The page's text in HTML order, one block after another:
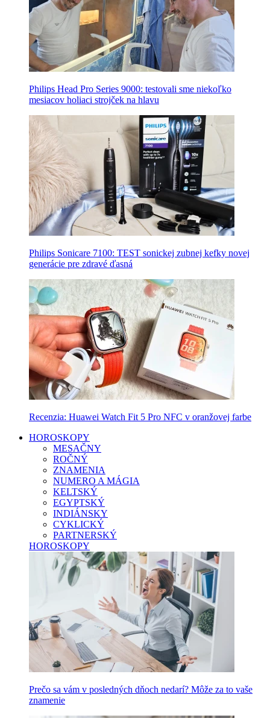
Philips Head Pro Series 9000: testovali sme niekoľko
mesiacov holiaci strojček na hlavu
Philips Sonicare 7100: TEST sonickej zubnej kefky novej
generácie pre zdravé ďasná
Recenzia: Huawei Watch Fit 5 Pro NFC v oranžovej farbe
HOROSKOPY
MESAČNY
ROČNÝ
ZNAMENIA
NUMERO A MÁGIA
KELTSKÝ
EGYPTSKÝ
INDIÁNSKY
CYKLICKÝ
PARTNERSKÝ
HOROSKOPY
Prečo sa vám v posledných dňoch nedarí? Môže za to vaše
znamenie